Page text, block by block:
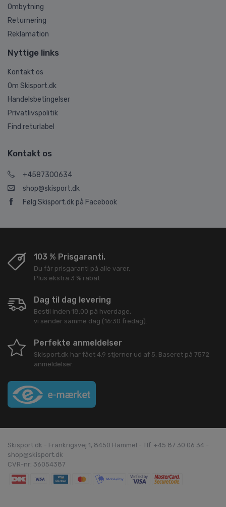
Ombytning
Returnering
Reklamation
Nyttige links
Kontakt os
Om Skisport.dk
Handelsbetingelser
Privatlivspolitik
Find returlabel
Kontakt os
+4587300634
shop@skisport.dk
Følg Skisport.dk på Facebook
103 % Prisgaranti.
Du får prisgaranti på alle varer.
Plus ekstra 3 % rabat
Dag til dag levering
Bestil inden 18:00 på hverdage,
vi sender samme dag (16:30 fredag).
Perfekte anmeldelser
Skisport.dk har fået 4,9 stjerner ud af 5. Baseret på 7572
anmeldelser.
Skisport.dk - Frankrigsvej 1, 8450 Hammel - Tlf. +45 87 30 06 34 -
shop@skisport.dk
CVR-nr: 36054387